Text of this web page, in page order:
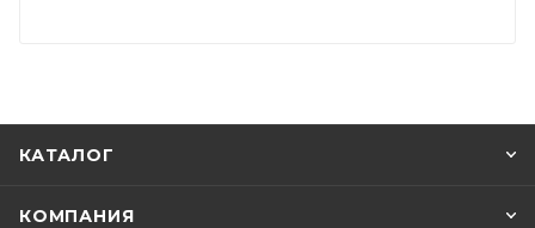
КАТАЛОГ
КОМПАНИЯ